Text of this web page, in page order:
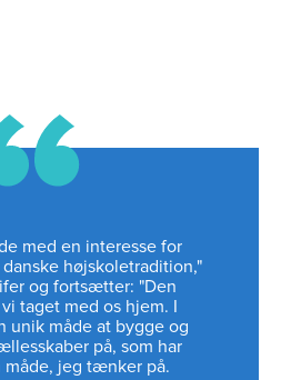
med en interesse for
højskoletradition,"
og fortsætter: "Den
taget med os hjem. I
unik måde at bygge og
på, som har
måde, jeg tænker på.